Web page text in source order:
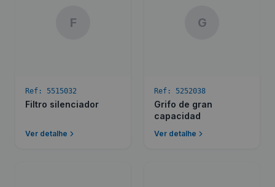
F
Ref: 5515032
Filtro silenciador
Ver detalhe
G
Ref: 5252038
Grifo de gran
capacidad
Ver detalhe